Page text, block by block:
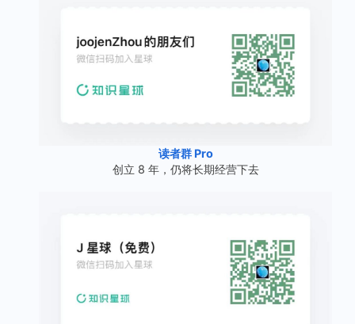
读者群 Pro
创立 8 年，仍将长期经营下去